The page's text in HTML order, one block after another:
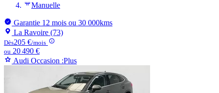
Manuelle
Garantie 12 mois ou 30 000kms
La Ravoire (73)
Dès205 €/mois
ou 20 490 €
Audi Occasion :Plus